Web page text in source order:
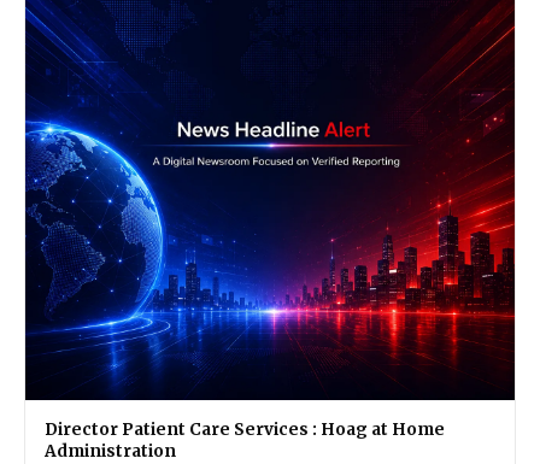
Director Patient Care Services : Hoag at Home
Administration